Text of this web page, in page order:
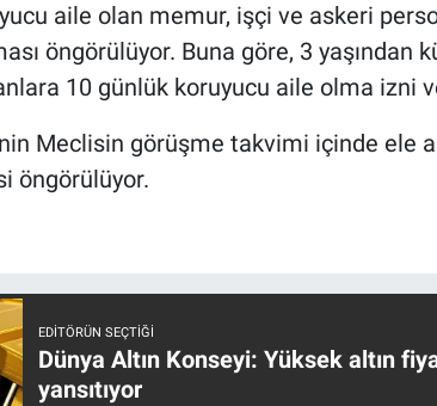
aile olan memur, işçi ve askeri
öngörülüyor. Buna göre, 3 yaşından
10 günlük koruyucu aile olma izni
Meclisin görüşme takvimi içinde ele
öngörülüyor.
EDITÖRÜN SEÇTIĞI
Dünya Altın Konseyi: Yüksek altın
yansıtıyor